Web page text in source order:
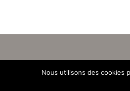
Tous
Nous utilisons des cookies